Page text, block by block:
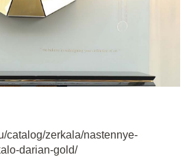
catalog/zerkala/nastennye-
darian-gold/